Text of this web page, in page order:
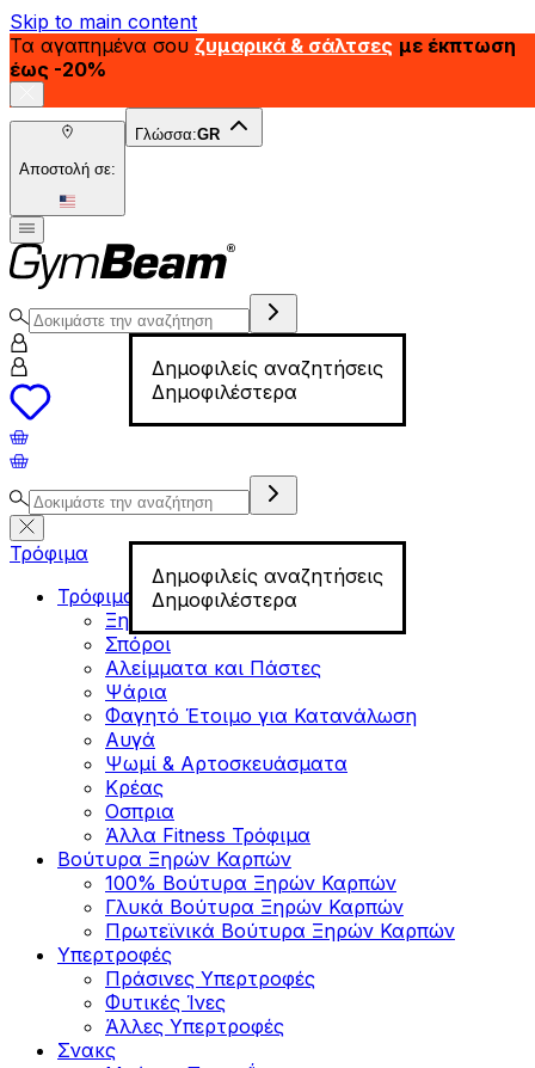
Skip to main content
Τα αγαπημένα σου ζυμαρικά & σάλτσες με έκπτωση
έως -20%
Αποστολή σε:
Γλώσσα:GR
Δημοφιλείς αναζητήσεις
Δημοφιλέστερα
Δημοφιλείς αναζητήσεις
Δημοφιλέστερα
Τρόφιμα
Τρόφιμα για Fitness
Ξηροί Καρποί
Σπόροι
Αλείμματα και Πάστες
Ψάρια
Φαγητό Έτοιμο για Κατανάλωση
Αυγά
Ψωμί & Αρτοσκευάσματα
Κρέας
Οσπρια
Άλλα Fitness Τρόφιμα
Βούτυρα Ξηρών Καρπών
100% Βούτυρα Ξηρών Καρπών
Γλυκά Βούτυρα Ξηρών Καρπών
Πρωτεϊνικά Βούτυρα Ξηρών Καρπών
Υπερτροφές
Πράσινες Υπερτροφές
Φυτικές Ίνες
Άλλες Υπερτροφές
Σνακς